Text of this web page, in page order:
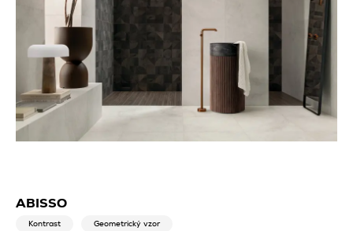
ABISSO
Kontrast Geometrický vzor